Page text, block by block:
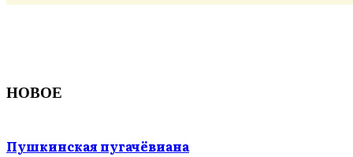
НОВОЕ
Пушкинская пугачёвиана